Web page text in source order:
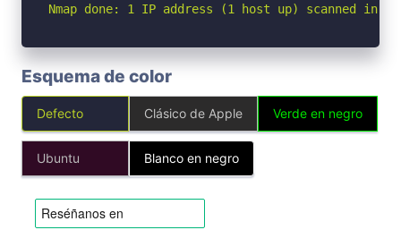
Nmap done: 1 IP address (1 host up) scanned in
Esquema de color
Defecto Clásico de Apple Verde en negro
Ubuntu Blanco en negro